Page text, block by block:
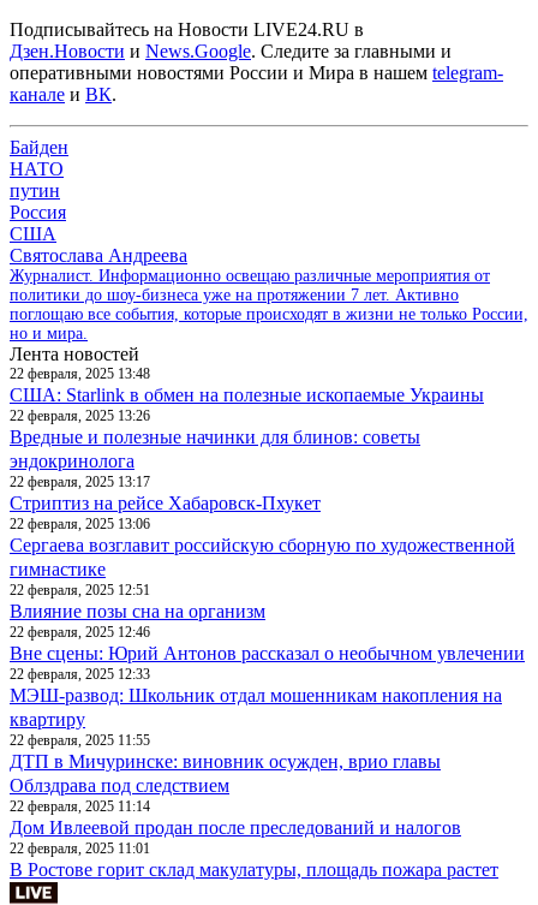
Подписывайтесь на Новости LIVE24.RU в
Дзен.Новости и News.Google. Следите за главными и
оперативными новостями России и Мира в нашем telegram-
канале и ВК.
Байден
НАТО
путин
Россия
США
Святослава Андреева
Журналист. Информационно освещаю различные мероприятия от
политики до шоу-бизнеса уже на протяжении 7 лет. Активно
поглощаю все события, которые происходят в жизни не только России,
но и мира.
Лента новостей
22 февраля, 2025 13:48
США: Starlink в обмен на полезные ископаемые Украины
22 февраля, 2025 13:26
Вредные и полезные начинки для блинов: советы
эндокринолога
22 февраля, 2025 13:17
Стриптиз на рейсе Хабаровск-Пхукет
22 февраля, 2025 13:06
Сергаева возглавит российскую сборную по художественной
гимнастике
22 февраля, 2025 12:51
Влияние позы сна на организм
22 февраля, 2025 12:46
Вне сцены: Юрий Антонов рассказал о необычном увлечении
22 февраля, 2025 12:33
МЭШ-развод: Школьник отдал мошенникам накопления на
квартиру
22 февраля, 2025 11:55
ДТП в Мичуринске: виновник осужден, врио главы
Облздрава под следствием
22 февраля, 2025 11:14
Дом Ивлеевой продан после преследований и налогов
22 февраля, 2025 11:01
В Ростове горит склад макулатуры, площадь пожара растет